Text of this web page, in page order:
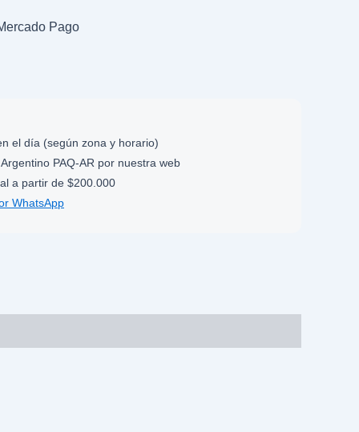
Pago
el día (según zona y horario)
PAQ-AR por nuestra web
a partir de $200.000
WhatsApp